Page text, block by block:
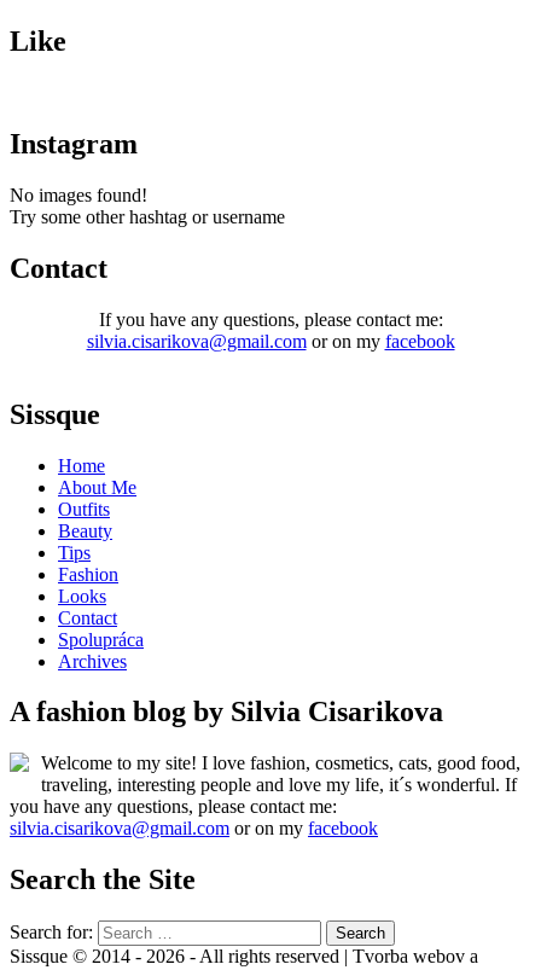
Like
Instagram
No images found!
Try some other hashtag or username
Contact
If you have any questions, please contact me:
silvia.cisarikova@gmail.comor on my facebook
Sissque
Home
About Me
Outfits
Beauty
Tips
Fashion
Looks
Contact
Spolupráca
Archives
A fashion blog by Silvia Cisarikova
Welcome to my site! I love fashion, cosmetics, cats, good food,
traveling, interesting people and love my life, it´s wonderful. If
you have any questions, please contact me:
silvia.cisarikova@gmail.com or on my facebook
Search the Site
Search for:
Sissque © 2014 - 2026 - All rights reserved | Tvorba webov a